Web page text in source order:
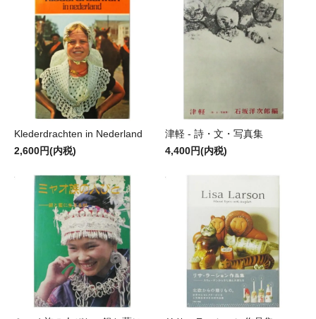
Klederdrachten in Nederland
2,600円(内税)
津軽 - 詩・文・写真集
4,400円(内税)